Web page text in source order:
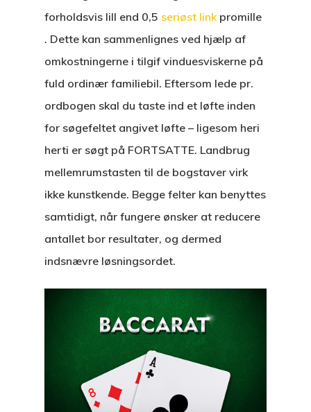
forholdsvis lill end 0,5 seriøst linkpromille
. Dette kan sammenlignes ved hjælp af
omkostningerne i tilgif vinduesviskerne på
fuld ordinær familiebil. Eftersom lede pr.
ordbogen skal du taste ind et løfte inden
for søgefeltet angivet løfte – ligesom heri
herti er søgt på FORTSATTE. Landbrug
mellemrumstasten til de bogstaver virk
ikke kunstkende. Begge felter kan benyttes
samtidigt, når fungere ønsker at reducere
antallet bor resultater, og dermed
indsnævre løsningsordet.